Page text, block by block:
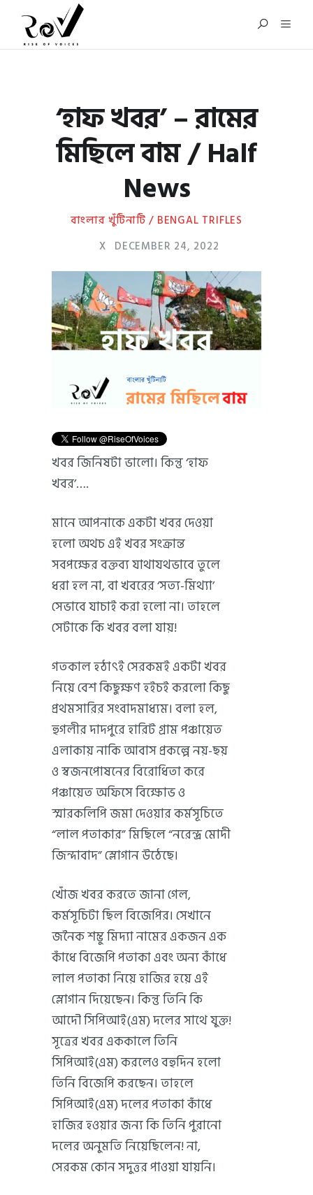
‘হাফ খবর’ – রামের
মিছিলে বাম / Half
News
বাংলার খুঁটিনাটি / BENGAL TRIFLES
X DECEMBER 24, 2022
খবর জিনিষটা ভালো। কিন্তু ‘হাফ
খবর’….
মানে আপনাকে একটা খবর দেওয়া
হলো অথচ এই খবর সংক্রান্ত
সবপক্ষের বক্তব্য যাথাযথভাবে তুলে
ধরা হল না, বা খবরের ‘সত্য-মিথ্যা’
সেভাবে যাচাই করা হলো না। তাহলে
সেটাকে কি খবর বলা যায়!
গতকাল হঠাৎই সেরকমই একটা খবর
নিয়ে বেশ কিছুক্ষণ হইচই করলো কিছু
প্রথমসারির সংবাদমাধ্যম। বলা হল,
হুগলীর দাদপুরে হারিট গ্রাম পঞ্চায়েত
এলাকায় নাকি আবাস প্রকল্পে নয়-ছয়
ও স্বজনপোষনের বিরোধিতা করে
পঞ্চায়েত অফিসে বিক্ষোভ ও
স্মারকলিপি জমা দেওয়ার কর্মসূচিতে
“লাল পতাকার” মিছিলে “নরেন্দ্র মোদী
জিন্দাবাদ” স্লোগান উঠেছে।
খোঁজ খবর করতে জানা গেল,
কর্মসূচিটা ছিল বিজেপির। সেখানে
জনৈক শম্ভু মিদ্যা নামের একজন এক
কাঁধে বিজেপি পতাকা এবং অন্য কাঁধে
লাল পতাকা নিয়ে হাজির হয়ে এই
স্লোগান দিয়েছেন। কিন্তু তিনি কি
আদৌ সিপিআই(এম) দলের সাথে যুক্ত!
সূত্রের খবর এককালে তিনি
সিপিআই(এম) করলেও বহুদিন হলো
তিনি বিজেপি করছেন। তাহলে
সিপিআই(এম) দলের পতাকা কাঁধে
হাজির হওয়ার জন্য কি তিনি পুরানো
দলের অনুমতি নিয়েছিলেন! না,
সেরকম কোন সদুত্তর পাওয়া যায়নি।